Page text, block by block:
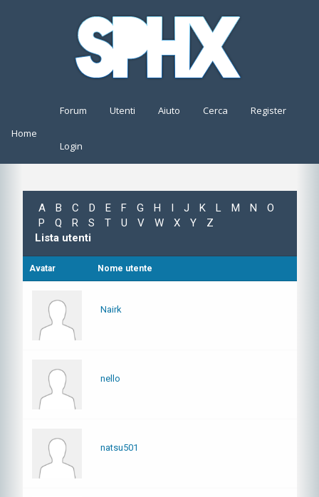
Home
Forum Utenti Aiuto Cerca Register
Login
A B C D E F G H I J K L M N
O
P
Q R S T U V W X Y
Z
Lista utenti
Avatar Nome utente
Nairk
nello
natsu501